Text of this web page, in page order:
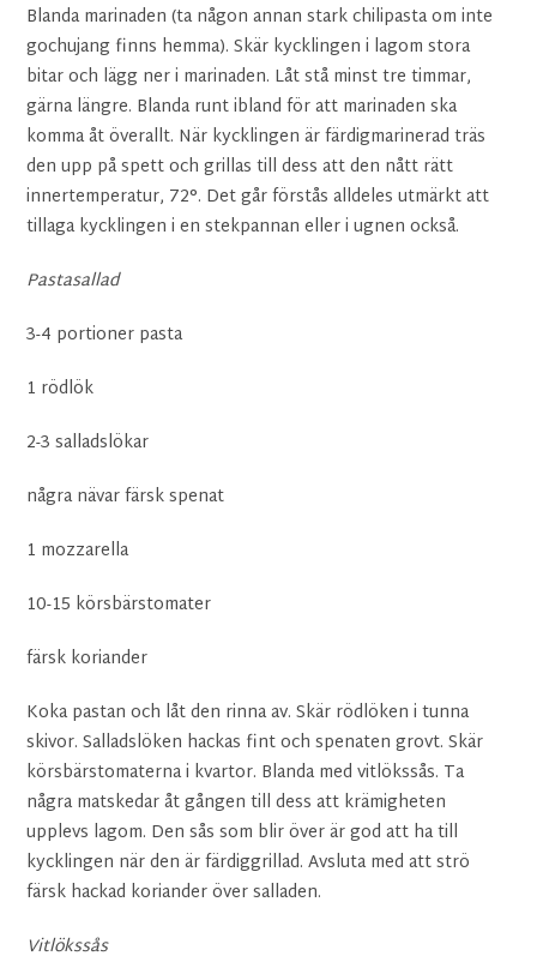
Blanda marinaden (ta någon annan stark chilipasta om inte
gochujang finns hemma). Skär kycklingen i lagom stora
bitar och lägg ner i marinaden. Låt stå minst tre timmar,
gärna längre. Blanda runt ibland för att marinaden ska
komma åt överallt. När kycklingen är färdigmarinerad träs
den upp på spett och grillas till dess att den nått rätt
innertemperatur, 72°. Det går förstås alldeles utmärkt att
tillaga kycklingen i en stekpannan eller i ugnen också.
Pastasallad
3-4 portioner pasta
1 rödlök
2-3 salladslökar
några nävar färsk spenat
1 mozzarella
10-15 körsbärstomater
färsk koriander
Koka pastan och låt den rinna av. Skär rödlöken i tunna
skivor. Salladslöken hackas fint och spenaten grovt. Skär
körsbärstomaterna i kvartor. Blanda med vitlökssås. Ta
några matskedar åt gången till dess att krämigheten
upplevs lagom. Den sås som blir över är god att ha till
kycklingen när den är färdiggrillad. Avsluta med att strö
färsk hackad koriander över salladen.
Vitlökssås